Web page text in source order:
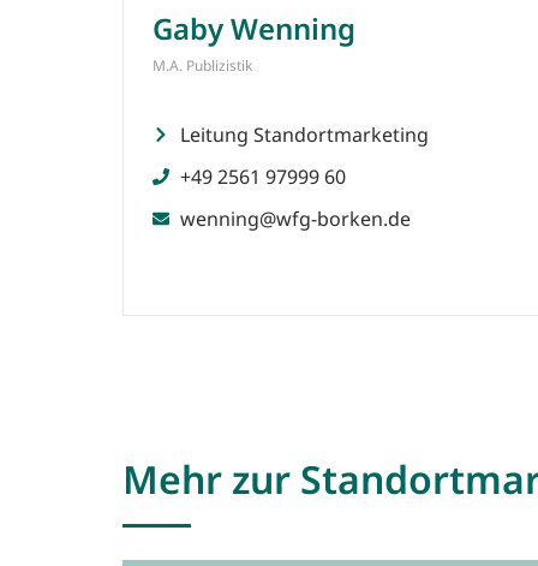
Gaby Wenning
M.A. Publizistik
Leitung Standortmarketing
+49 2561 97999 60
wenning@wfg-borken.de
Mehr zur